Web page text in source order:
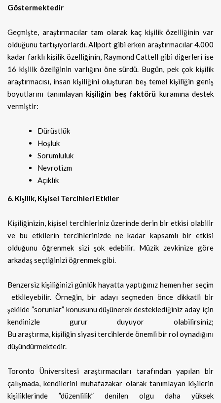
Göstermektedir
Geçmişte, araştırmacılar tam olarak kaç kişilik özelliğinin var
olduğunu tartışıyorlardı. Allport gibi erken araştırmacılar 4.000
kadar farklı kişilik özelliğinin, Raymond Cattell gibi diğerleri ise
16 kişilik özeliğinin varlığını öne sürdü. Bugün, pek çok kişilik
araştırmacısı, insan kişiliğini oluşturan beş temel kişiliğin geniş
boyutlarını tanımlayan kişiliğin beş faktörü kuramına destek
vermiştir:
Dürüstlük
Hoşluk
Sorumluluk
Nevrotizm
Açıklık
6. Kişilik, Kişisel Tercihleri Etkiler
Kişiliğinizin, kişisel tercihleriniz üzerinde derin bir etkisi olabilir
ve bu etkilerin tercihlerinizde ne kadar kapsamlı bir etkisi
olduğunu öğrenmek sizi şok edebilir. Müzik zevkinize göre
arkadaş seçtiğinizi öğrenmek gibi.
Benzersiz kişiliğinizi günlük hayatta yaptığınız hemen her seçim
etkileyebilir. Örneğin, bir adayı seçmeden önce dikkatli bir
şekilde ”sorunlar” konusunu düşünerek desteklediğiniz aday için
kendinizle gurur duyuyor olabilirsiniz;
Bu araştırma, kişiliğin siyasi tercihlerde önemli bir rol oynadığını
düşündürmektedir.
Toronto Üniversitesi araştırmacıları tarafından yapılan bir
çalışmada, kendilerini muhafazakar olarak tanımlayan kişilerin
kişiliklerinde ”düzenlilik” denilen olgu daha yüksek